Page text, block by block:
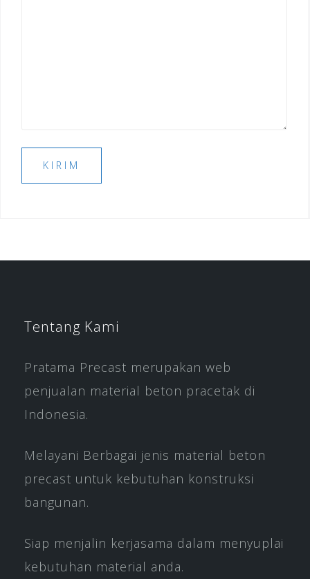
Tentang Kami
Pratama Precast merupakan web
penjualan material beton pracetak di
Indonesia.
Melayani Berbagai jenis material beton
precast untuk kebutuhan konstruksi
bangunan.
Siap menjalin kerjasama dalam menyuplai
kebutuhan material anda.